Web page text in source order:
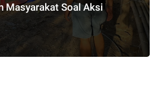
Masyarakat Soal Aksi